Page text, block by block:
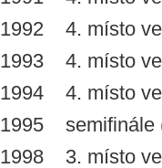
1992 4. místo ve
1993 4. místo ve
1994 4. místo ve
1995 semifinále
1998 3. místo ve